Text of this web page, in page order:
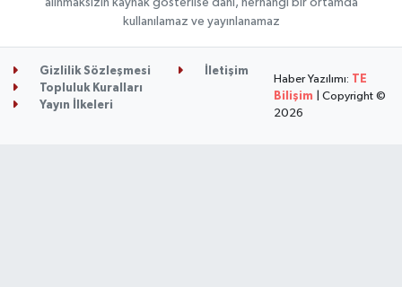
alınmaksızın kaynak gösterilse dahi, herhangi bir ortamda
kullanılamaz ve yayınlanamaz
Gizlilik Sözleşmesi
İletişim
Topluluk Kuralları
Yayın İlkeleri
Haber Yazılımı: TE
Bilişim | Copyright ©
2026